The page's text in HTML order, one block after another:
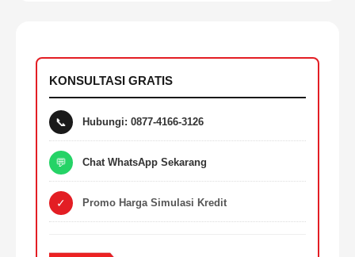
KONSULTASI GRATIS
📞 Hubungi: 0877-4166-3126
💬 Chat WhatsApp Sekarang
✓ Promo Harga Simulasi Kredit